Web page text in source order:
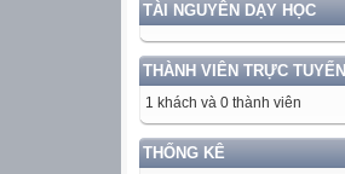
TÀI NGUYÊN DẠY HỌC
THÀNH VIÊN TRỰC TUYẾN
1 khách và 0 thành viên
THỐNG KÊ